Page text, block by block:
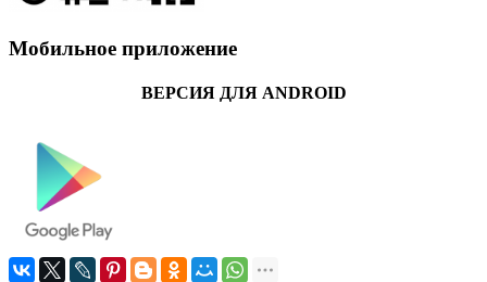
Мобильное приложение
ВЕРСИЯ ДЛЯ ANDROID